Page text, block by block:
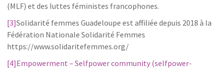
(MLF) et des luttes féministes francophones.
[3]Solidarité femmes Guadeloupe est affiliée depuis 2018 à la
Fédération Nationale Solidarité Femmes
https://www.solidaritefemmes.org/
[4]Empowerment – Selfpower community (selfpower-